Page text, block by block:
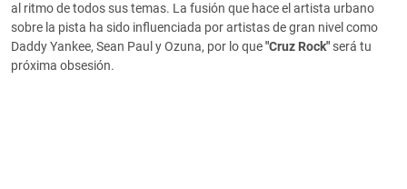
al ritmo de todos sus temas. La fusión que hace el artista urbano
sobre la pista ha sido influenciada por artistas de gran nivel como
Daddy Yankee, Sean Paul y Ozuna, por lo que"Cruz Rock" será tu
próxima obsesión.